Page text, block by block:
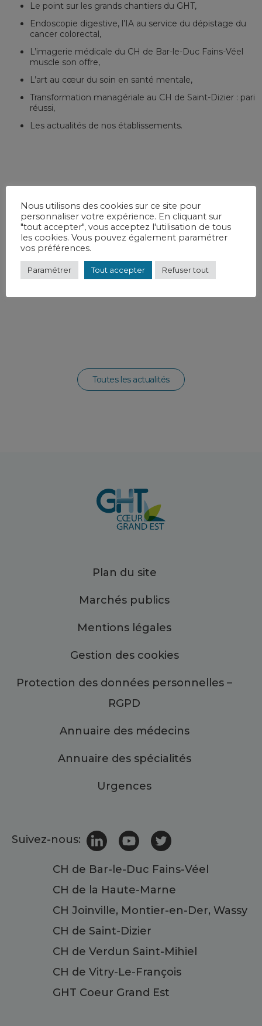
Le point sur les grands chantiers du GHT,
Endoscopie digestive, l’IA au service du dépistage du
cancer colorectal,
L’imagerie médicale du CH de Bar-le-Duc Fains-Véel
muscle son offre,
L’art au cœur du soin en santé mentale,
Transformation managériale au CH de Saint-Dizier : pari
réussi,
Les actualités de nos établissements.
Toutes les actualités
Plan du site
Marchés publics
Mentions légales
Gestion des cookies
Protection des données personnelles –
RGPD
Annuaire des médecins
Annuaire des spécialités
Urgences
Suivez-nous:
CH de Bar-le-Duc Fains-Véel
CH de la Haute-Marne
CH Joinville, Montier-en-Der, Wassy
CH de Saint-Dizier
CH de Verdun Saint-Mihiel
CH de Vitry-Le-François
GHT Coeur Grand Est
Nous utilisons des cookies sur ce site pour
personnaliser votre expérience. En cliquant sur
"tout accepter", vous acceptez l'utilisation de tous
les cookies. Vous pouvez également paramétrer
vos préférences.
Paramétrer Tout accepter Refuser tout